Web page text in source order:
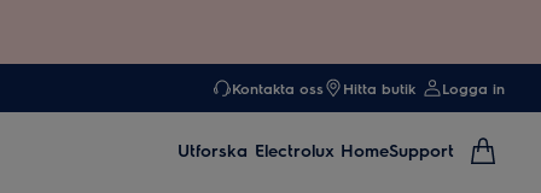
Kontakta oss Hitta butik Logga in
Utforska Electrolux HomeSupport